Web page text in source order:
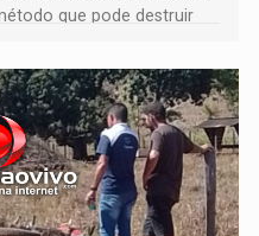
que pode destruir